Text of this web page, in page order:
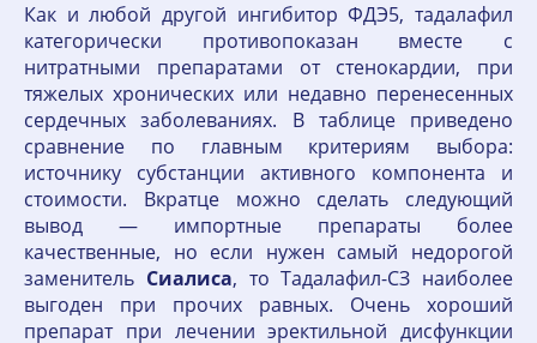
Как и любой другой ингибитор ФДЭ5, тадалафил
категорически противопоказан вместе с
нитратными препаратами от стенокардии, при
тяжелых хронических или недавно перенесенных
сердечных заболеваниях. В таблице приведено
сравнение по главным критериям выбора:
источнику субстанции активного компонента и
стоимости. Вкратце можно сделать следующий
вывод — импортные препараты более
качественные, но если нужен самый недорогой
заменитель Сиалиса, то Тадалафил-СЗ наиболее
выгоден при прочих равных. Очень хороший
препарат при лечении эректильной дисфункции